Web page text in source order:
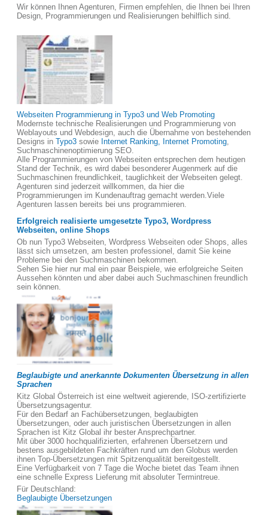
Wir können Ihnen Agenturen, Firmen empfehlen, die Ihnen bei Ihren
Design, Programmierungen und Realisierungen behilflich sind.
Webseiten Programmierung in Typo3 und Web Promoting
Modernste technische Realisierungen und Programmierung von
Weblayouts und Webdesign, auch die Übernahme von bestehenden
Designs in Typo3 sowie Internet Ranking, Internet Promoting,
Suchmaschinenoptimierung SEO.
Alle Programmierungen von Webseiten entsprechen dem heutigen
Stand der Technik, es wird dabei besonderer Augenmerk auf die
Suchmaschinen freundlichkeit, tauglichkeit der Webseiten gelegt.
Agenturen sind jederzeit willkommen, da hier die
Programmierungen im Kundenauftrag gemacht werden.Viele
Agenturen lassen bereits bei uns programmieren.
Erfolgreich realisierte umgesetzte Typo3, Wordpress
Webseiten, online Shops
Ob nun Typo3 Webseiten, Wordpress Webseiten oder Shops, alles
lässt sich umsetzen, am besten professionel, damit Sie keine
Probleme bei den Suchmaschinen bekommen.
Sehen Sie hier nur mal ein paar Beispiele, wie erfolgreiche Seiten
Aussehen könnten und aber dabei auch Suchmaschinen freundlich
sein können.
Beglaubigte und anerkannte Dokumenten Übersetzung in allen
Sprachen
Kitz Global Österreich ist eine weltweit agierende, ISO-zertifizierte
Übersetzungsagentur.
Für den Bedarf an Fachübersetzungen, beglaubigten
Übersetzungen, oder auch juristischen Übersetzungen in allen
Sprachen ist Kitz Global ihr bester Ansprechpartner.
Mit über 3000 hochqualifizierten, erfahrenen Übersetzern und
bestens ausgebildeten Fachkräften rund um den Globus werden
ihnen Top-Übersetzungen mit Spitzenqualität bereitgestellt.
Eine Verfügbarkeit von 7 Tage die Woche bietet das Team ihnen
eine schnelle Express Lieferung mit absoluter Termintreue.
Für Deutschland:
Beglaubigte Übersetzungen